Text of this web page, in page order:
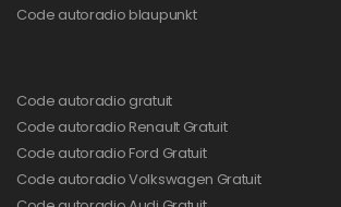
Code autoradio blaupunkt
Code autoradio gratuit
Code autoradio Renault Gratuit
Code autoradio Ford Gratuit
Code autoradio Volkswagen Gratuit